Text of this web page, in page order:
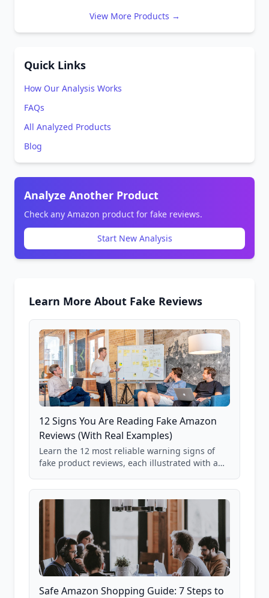
View More Products →
Quick Links
How Our Analysis Works
FAQs
All Analyzed Products
Blog
Analyze Another Product
Check any Amazon product for fake reviews.
Start New Analysis
Learn More About Fake Reviews
12 Signs You Are Reading Fake Amazon
Reviews (With Real Examples)
Learn the 12 most reliable warning signs of
fake product reviews, each illustrated with a
85,000+ analyzed Amazon listings.
Safe Amazon Shopping Guide: 7 Steps to